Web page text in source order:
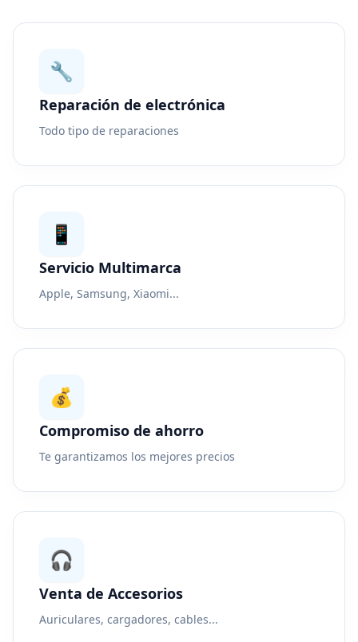
🔧
Reparación de electrónica
Todo tipo de reparaciones
📱
Servicio Multimarca
Apple, Samsung, Xiaomi...
💰
Compromiso de ahorro
Te garantizamos los mejores precios
🎧
Venta de Accesorios
Auriculares, cargadores, cables...